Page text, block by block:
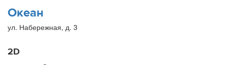
Океан
ул. Набережная, д. 3
2D